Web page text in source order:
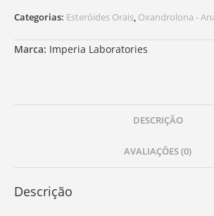
Categorias: Esteróides Orais, Oxandrolona -
Marca: Imperia Laboratories
DESCRIÇÃO
AVALIAÇÕES (0)
Descrição